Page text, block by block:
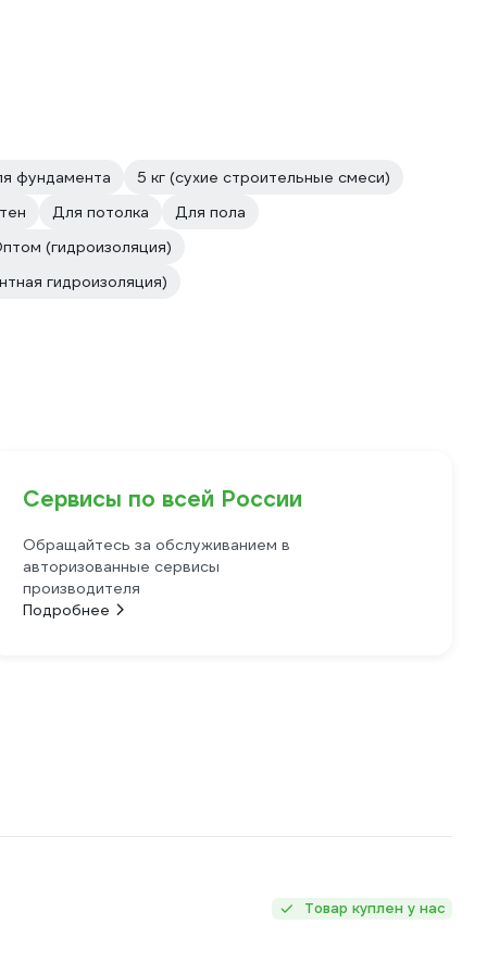
фундамента
5 кг (сухие строительные смеси)
Для потолка
Для пола
(гидроизоляция)
гидроизоляция)
Сервисы по всей России
Обращайтесь за обслуживанием в
авторизованные сервисы
производителя
Подробнее
Товар куплен у нас